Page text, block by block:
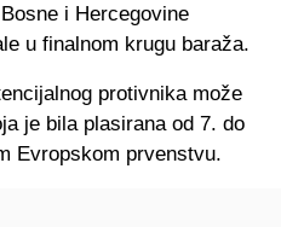
i Hercegovine
u finalnom krugu baraža.
protivnika može
je bila plasirana od 7. do
Evropskom prvenstvu.